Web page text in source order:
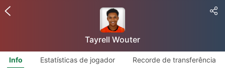
Tayrell Wouter
Info Estatísticas de jogador Recorde de transferência